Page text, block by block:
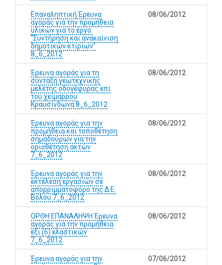
Επαναληπτική Έρευνα
αγοράς για την προμήθεια
υλικών για το έργο:
"Συντήρηση και ανακαίνιση
δημοτικών κτιρίων"
8_6_2012
08/06/2012
Έρευνα αγοράς για τη
σύνταξη γεωτεχνικής
μελέτης οδογέφυρας επί
του χείμαρρου
Κραυσίνδωνα 8_6_2012
08/06/2012
Έρευνα αγοράς για την
προμήθεια και τοποθέτηση
σημαδούρων για την
οριοθέτηση ακτών
7_6_2012
08/06/2012
Έρευνα αγοράς για την
εκτέλεση εργασιών σε
απορριμματοφόρο της Δ.Ε.
Βόλου 7_6_2012
08/06/2012
ΟΡΘΗ ΕΠΑΝΑΛΗΨΗ Έρευνα
αγοράς για την προμήθεια
έξι (6) ελαστικών
7_6_2012
08/06/2012
Έρευνα αγοράς για την
07/06/2012